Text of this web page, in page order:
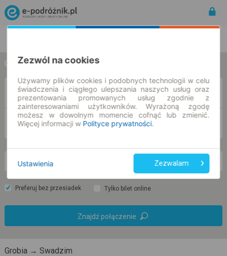
w jedną stronę w obie strony
Z
DO
nd. 9 sie.
Preferuj bez przesiadek Tylko bilet online
Znajdź połączenie
Grobia → Swadzim
Zezwól na cookies
Używamy plików cookies i podobnych technologii w celu
świadczenia i ciągłego ulepszania naszych usług oraz
prezentowania promowanych usług zgodnie z
zainteresowaniami użytkowników. Wyrażoną zgodę
możesz w dowolnym momencie cofnąć lub zmienić.
Więcej informacji w Polityce prywatności.
Ustawienia Zezwalam